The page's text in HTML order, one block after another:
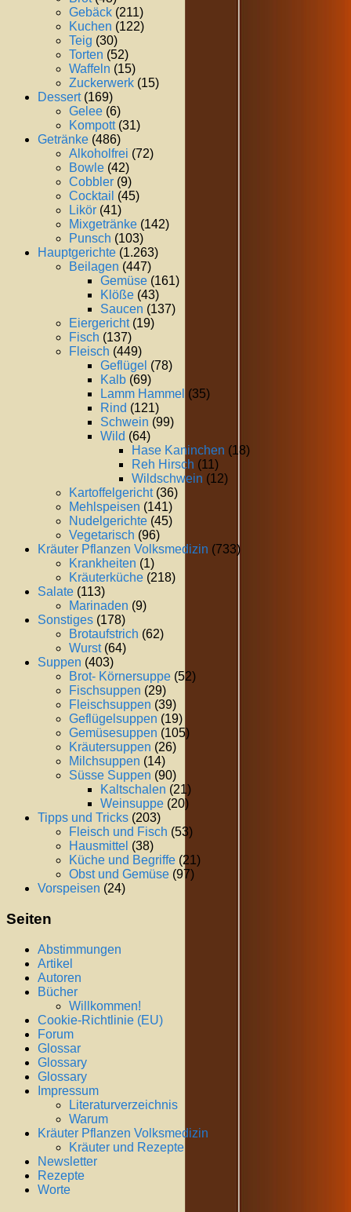
Gebäck (211)
Kuchen (122)
Teig (30)
Torten (52)
Waffeln (15)
Zuckerwerk (15)
Dessert(169)
Gelee (6)
Kompott(31)
Getränke (486)
Alkoholfrei (72)
Bowle (42)
Cobbler (9)
Cocktail (45)
Likör (41)
Mixgetränke (142)
Punsch (103)
Hauptgerichte (1.263)
Beilagen (447)
Gemüse (161)
Klöße (43)
Saucen (137)
Eiergericht(19)
Fisch (137)
Fleisch (449)
Geflügel (78)
Kalb (69)
Lamm Hammel (35)
Rind (121)
Schwein (99)
Wild (64)
Hase Kaninchen (18)
Reh Hirsch (11)
Wildschwein (12)
Kartoffelgericht(36)
Mehlspeisen (141)
Nudelgerichte (45)
Vegetarisch (96)
Kräuter Pflanzen Volksmedizin (733)
Krankheiten (1)
Kräuterküche (218)
Salate (113)
Marinaden (9)
Sonstiges (178)
Brotaufstrich (62)
Wurst(64)
Suppen (403)
Brot- Körnersuppe (52)
Fischsuppen (29)
Fleischsuppen (39)
Geflügelsuppen (19)
Gemüsesuppen (105)
Kräutersuppen (26)
Milchsuppen (14)
Süsse Suppen (90)
Kaltschalen (21)
Weinsuppe (20)
Tipps und Tricks (203)
Fleisch und Fisch (53)
Hausmittel (38)
Küche und Begriffe (21)
Obst und Gemüse (97)
Vorspeisen (24)
Seiten
Abstimmungen
Artikel
Autoren
Bücher
Willkommen!
Cookie-Richtlinie (EU)
Forum
Glossar
Glossary
Glossary
Impressum
Literaturverzeichnis
Warum
Kräuter Pflanzen Volksmedizin
Kräuter und Rezepte
Newsletter
Rezepte
Worte